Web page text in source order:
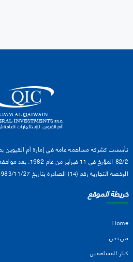
تأسست كشركة مساهمة عامة في إمارة أم القيوين
82/2 المؤرخ في 11
الرخصة التجارية رقم (14) الصادرة بتاريخ 1983/11/27
خريطة الموقع
Home
من نحن
كبار المساهمين